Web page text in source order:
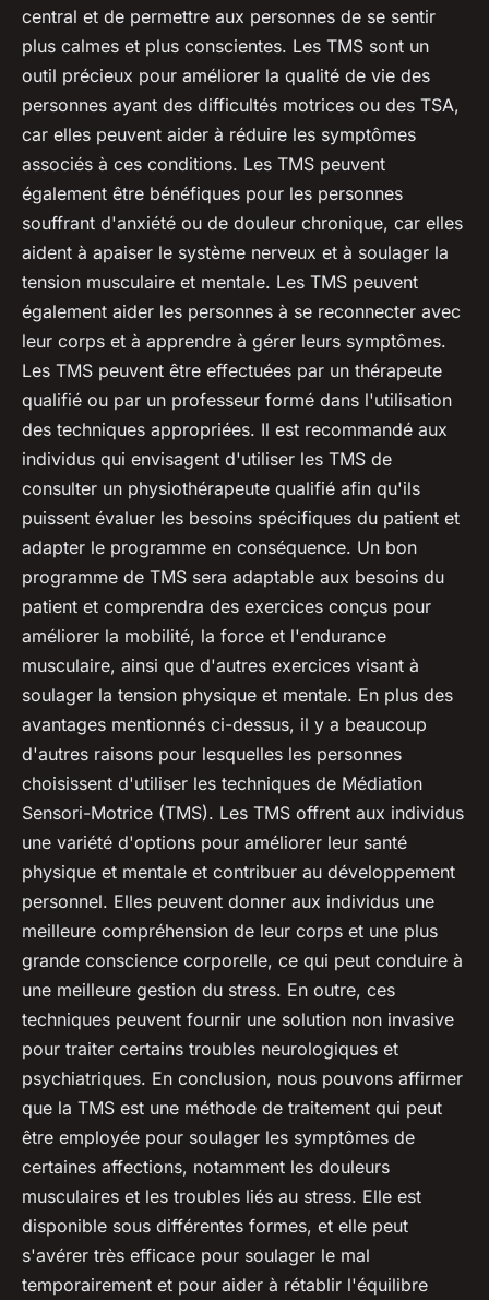
central et de permettre aux personnes de se sentir
plus calmes et plus conscientes. Les TMS sont un
outil précieux pour améliorer la qualité de vie des
personnes ayant des difficultés motrices ou des TSA,
car elles peuvent aider à réduire les symptômes
associés à ces conditions. Les TMS peuvent
également être bénéfiques pour les personnes
souffrant d'anxiété ou de douleur chronique, car elles
aident à apaiser le système nerveux et à soulager la
tension musculaire et mentale. Les TMS peuvent
également aider les personnes à se reconnecter avec
leur corps et à apprendre à gérer leurs symptômes.
Les TMS peuvent être effectuées par un thérapeute
qualifié ou par un professeur formé dans l'utilisation
des techniques appropriées. Il est recommandé aux
individus qui envisagent d'utiliser les TMS de
consulter un physiothérapeute qualifié afin qu'ils
puissent évaluer les besoins spécifiques du patient et
adapter le programme en conséquence. Un bon
programme de TMS sera adaptable aux besoins du
patient et comprendra des exercices conçus pour
améliorer la mobilité, la force et l'endurance
musculaire, ainsi que d'autres exercices visant à
soulager la tension physique et mentale. En plus des
avantages mentionnés ci-dessus, il y a beaucoup
d'autres raisons pour lesquelles les personnes
choisissent d'utiliser les techniques de Médiation
Sensori-Motrice (TMS). Les TMS offrent aux individus
une variété d'options pour améliorer leur santé
physique et mentale et contribuer au développement
personnel. Elles peuvent donner aux individus une
meilleure compréhension de leur corps et une plus
grande conscience corporelle, ce qui peut conduire à
une meilleure gestion du stress. En outre, ces
techniques peuvent fournir une solution non invasive
pour traiter certains troubles neurologiques et
psychiatriques. En conclusion, nous pouvons affirmer
que la TMS est une méthode de traitement qui peut
être employée pour soulager les symptômes de
certaines affections, notamment les douleurs
musculaires et les troubles liés au stress. Elle est
disponible sous différentes formes, et elle peut
s'avérer très efficace pour soulager le mal
temporairement et pour aider à rétablir l'équilibre